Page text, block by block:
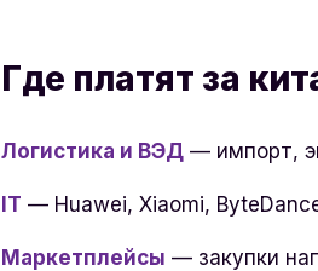
Где платят за
Логистика и ВЭД — импорт,
IT — Huawei, Xiaomi,
Маркетплейсы — закупки